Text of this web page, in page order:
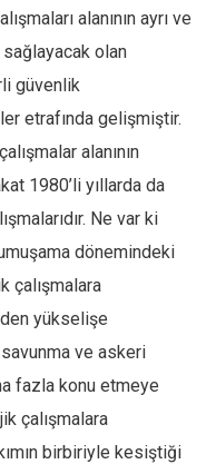
alanının ayrı ve
olan
güvenlik
etrafında gelişmiştir.
alanının
1980’li yıllarda da
Ne var ki
dönemindeki
çalışmalara
yükselişe
ve askeri
fazla konu etmeye
çalışmalara
birbiriyle kesiştiği